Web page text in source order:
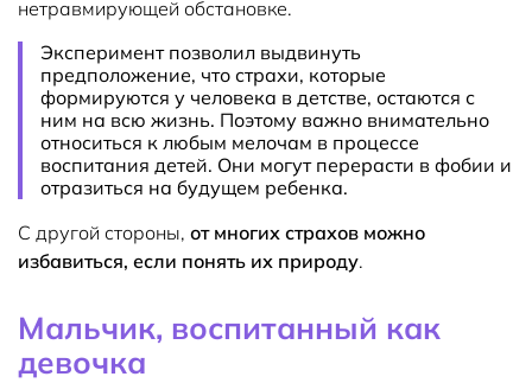
нетравмирующей обстановке.
Эксперимент позволил выдвинуть
предположение, что страхи, которые
формируются у человека в детстве, остаются с
ним на всю жизнь. Поэтому важно внимательно
относиться к любым мелочам в процессе
воспитания детей. Они могут перерасти в фобии и
отразиться на будущем ребенка.
С другой стороны, от многих страхов можно
избавиться, если понять их природу.
Мальчик, воспитанный как
девочка